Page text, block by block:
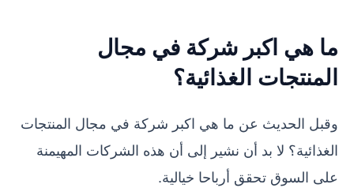
ما هي اكبر شركة في مجال
المنتجات الغذائية؟
وقبل الحديث عن ما هي اكبر شركة في مجال المنتجات
الغذائية؟ لا بد أن نشير إلى أن هذه الشركات المهيمنة
على السوق تحقق أرباحا خيالية.